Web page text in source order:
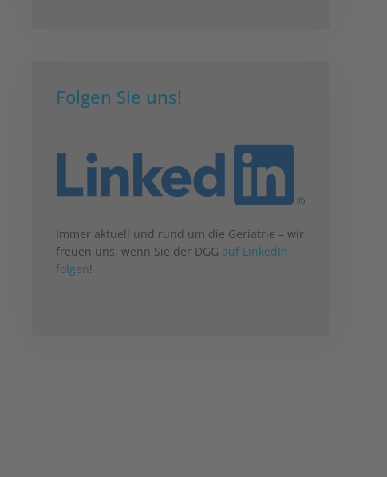
Folgen Sie uns!
Immer aktuell und rund um die Geriatrie – wir
freuen uns, wenn Sie der DGG auf LinkedIn
folgen!